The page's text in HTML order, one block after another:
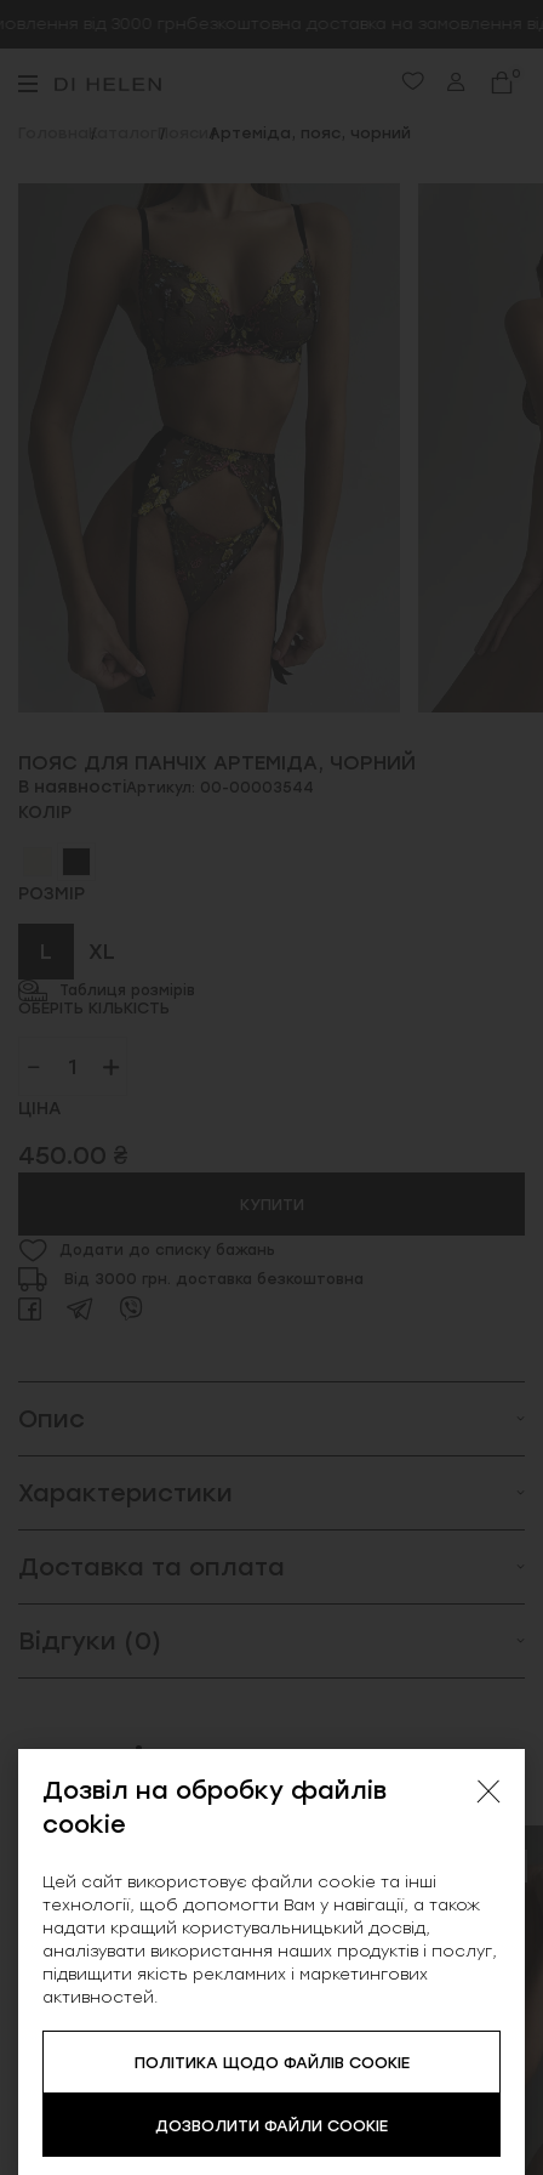
0
Каталог Пояси Артеміда, пояс, чорний
ПОЯС ДЛЯ ПАНЧІХ АРТЕМІДА, ЧОРНИЙ
В наявностіАртикул: 00-00003544
КОЛІР
РОЗМІР
L XL
Таблиця розмірів
ОБЕРІТЬ КІЛЬКІСТЬ
ЦІНА
450.00 ₴
КУПИТИ
Додати до списку бажань
Від 3000 грн. доставка безкоштовна
Опис
Характеристики
Доставка та оплата
Відгуки (0)
Схожі товари
Дозвіл на обробку файлів
cookie
Цей сайт використовує файли cookie та інші
технології, щоб допомогти Вам у навігації, а також
надати кращий користувальницький досвід,
аналізувати використання наших продуктів і послуг,
підвищити якість рекламних і маркетингових
активностей.
ПОЛІТИКА ЩОДО ФАЙЛІВ COOKIE
ДОЗВОЛИТИ ФАЙЛИ COOKIE